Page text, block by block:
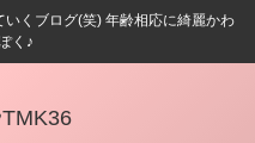
くブログ(笑) 年齢相応に綺麗かわ
く♪